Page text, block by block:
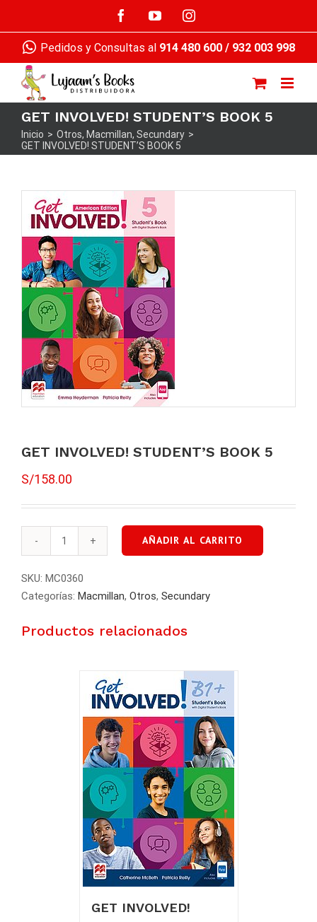
contenido
FacebookYouTubeInstagram
Pedidos y Consultas al 914 480 600/ 932 003 998
GET INVOLVED! STUDENT’S BOOK 5
Inicio > Otros, Macmillan, Secundary >
GET INVOLVED! STUDENT’S BOOK 5
GET INVOLVED! STUDENT’S BOOK 5
S/158.00
GET
STUDENT'S
BOOK
cantidad
AÑADIR AL CARRITO
SKU: MC0360
Categorías: Macmillan, Otros, Secundary
Productos relacionados
GET INVOLVED!